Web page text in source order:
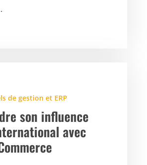
de gestion et ERP
son influence
avec